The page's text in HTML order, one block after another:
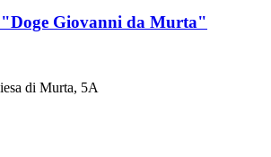
Giovanni da Murta"
di Murta, 5A